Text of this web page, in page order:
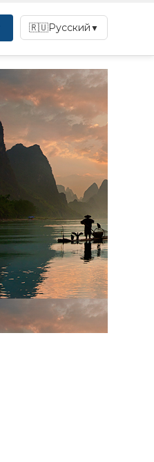
🇷🇺Русский ▼